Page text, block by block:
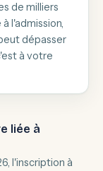
de milliers
l'admission,
dépasser
à votre
liée à
l'inscription à